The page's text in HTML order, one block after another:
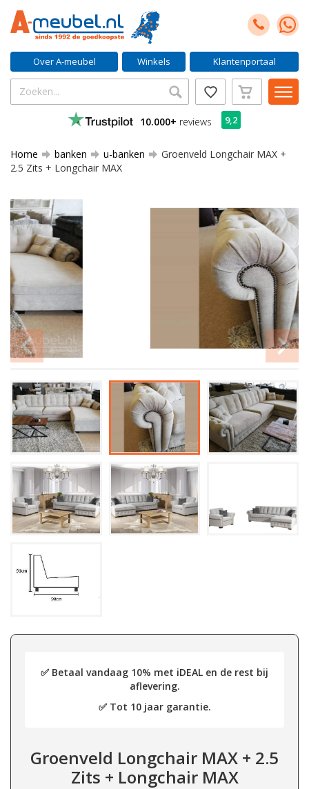
Over A-meubel Winkels Klantenportaal
10.000+ reviews 9,2
Home banken u-banken
Groenveld Longchair MAX +
2.5 Zits + Longchair MAX
✅ Betaal vandaag 10% met iDEAL en de rest bij
aflevering.
✅ Tot 10 jaar garantie.
Groenveld Longchair MAX + 2.5
Zits + Longchair MAX